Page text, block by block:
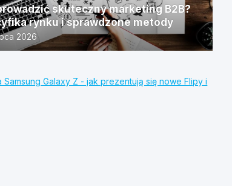
skuteczny marketing B2B?
rynku i sprawdzone metody
2026
Samsung Galaxy Z - jak prezentują się nowe Flipy i